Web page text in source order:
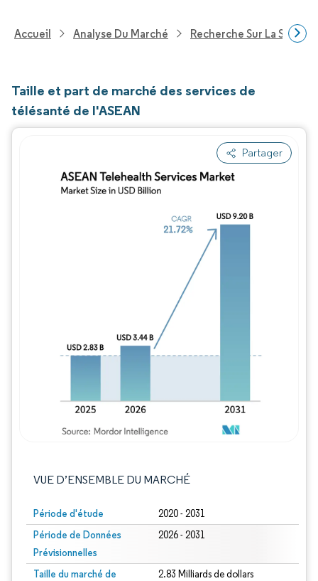
Accueil Analyse Du Marché Recherche Sur La Santé
Taille et part de marché des services de
télésanté de l'ASEAN
Partager
VUE D’ENSEMBLE DU MARCHÉ
Période d'étude 2020 - 2031
Période de Données
Prévisionnelles
2026 - 2031
Taille du marché de
2.83 Milliards de dollars
Image © Mordor Intelligence. La